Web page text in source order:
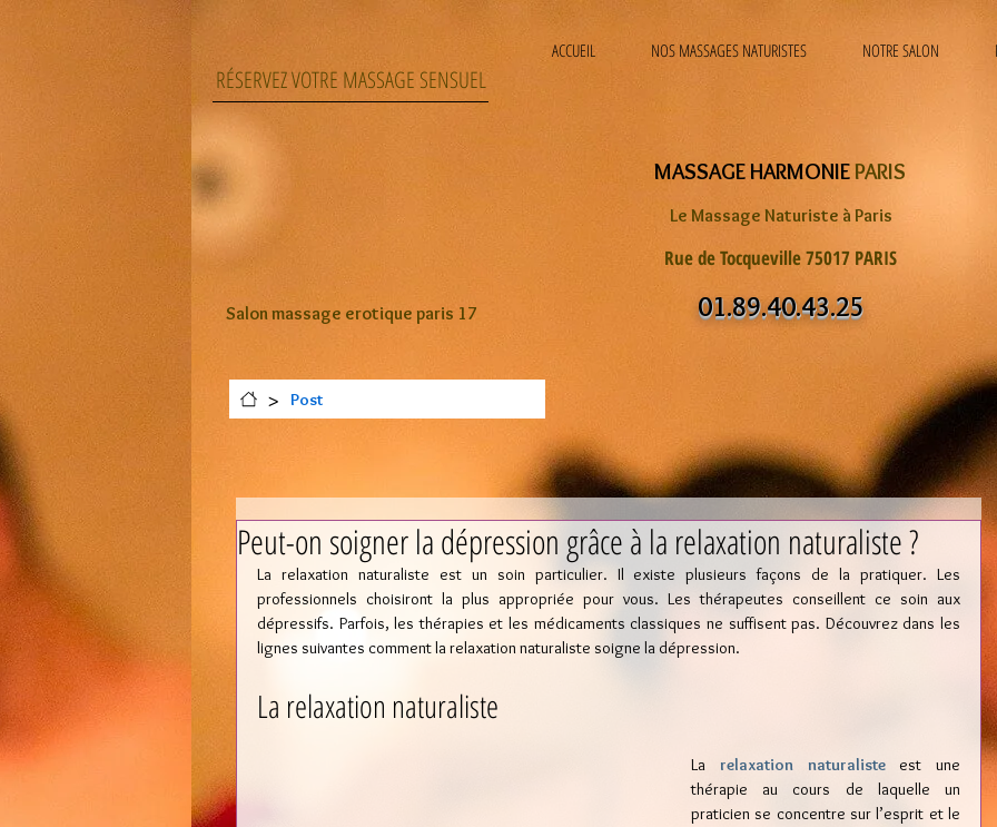
ACCUEIL NOS MASSAGES NATURISTES NOTRE SALON
RÉSERVEZ VOTRE MASSAGE SENSUEL
MASSAGE HARMONIEPARIS
Le Massage Naturiste à Paris
Rue de Tocqueville 75017 PARIS
Salon massage erotique paris 17
> Post
01.89.40.43.25
Peut-on soigner la dépression grâce à la relaxation naturaliste ?
La relaxation naturaliste est un soin particulier. Il existe plusieurs façons de la pratiquer. Les
professionnels choisiront la plus appropriée pour vous. Les thérapeutes conseillent ce soin aux
dépressifs. Parfois, les thérapies et les médicaments classiques ne suffisent pas. Découvrez dans les
lignes suivantes comment la relaxation naturaliste soigne la dépression.
La relaxation naturaliste
La relaxation naturaliste
est une
thérapie au cours de laquelle un
praticien se concentre sur l’esprit et le